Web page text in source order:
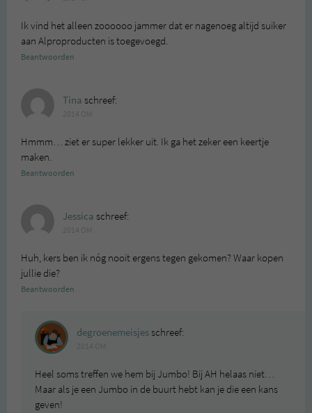
Ik vind het alleen zoooooo jammer dat er nagenoeg altijd suiker
aan Alproproducten is toegevoegd.
Beantwoorden
Tina schreef:
Hmmm… ziet er super lekker uit. Ik ga het zeker een keertje
maken.
Beantwoorden
Jessica schreef:
Huh, kers ben ik nóg nooit ergens tegen gekomen? Waar kopen
jullie die?
Beantwoorden
degroenemeisjesschreef:
Heel soms treffen we hem bij Jumbo! Bij AH helaas niet…
Maar als je een Jumbo in de buurt hebt kan je die een kans
geven!